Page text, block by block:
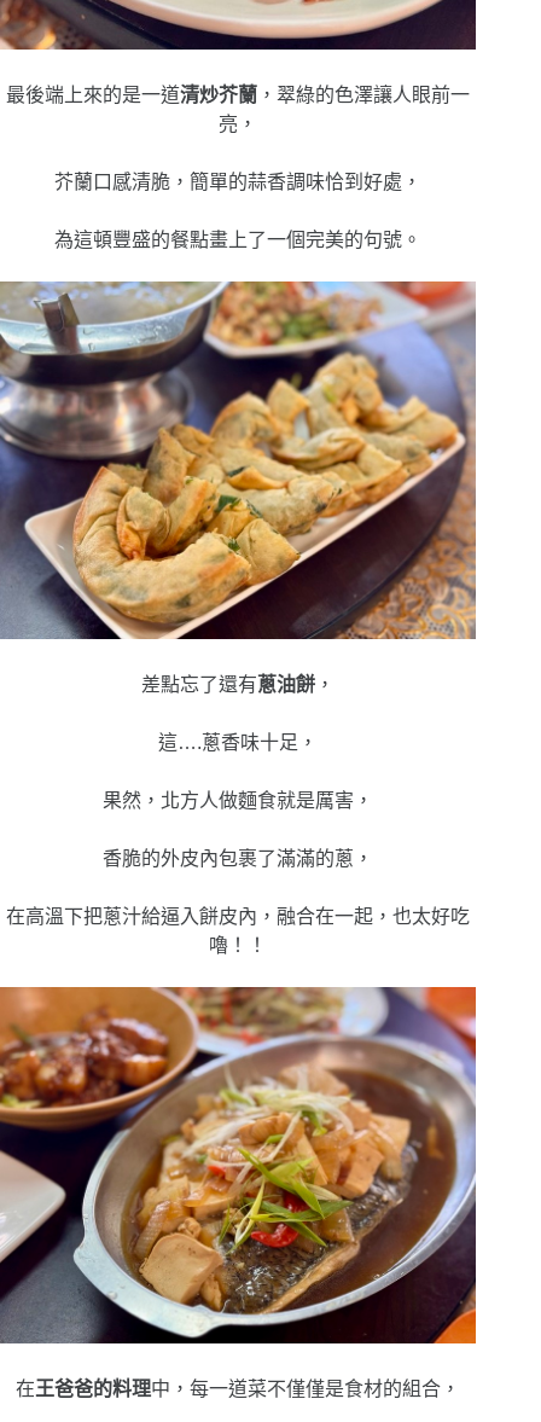
最後端上來的是一道清炒芥蘭 ，翠綠的色澤讓人眼前一
亮，
芥蘭口感清脆，簡單的蒜香調味恰到好處，
為這頓豐盛的餐點畫上了一個完美的句號。
差點忘了還有蔥油餅 ，
這….蔥香味十足，
果然，北方人做麵食就是厲害，
香脆的外皮內包裹了滿滿的蔥，
在高溫下把蔥汁給逼入餅皮內，融合在一起，也太好吃
嚕！！
在王爸爸的料理中，每一道菜不僅僅是食材的組合，